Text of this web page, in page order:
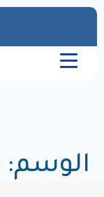
الوسم: